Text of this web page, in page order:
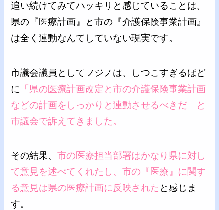
追い続けてみてハッキリと感じていることは、
県の『医療計画』と市の『介護保険事業計画』
は全く連動なんてしていない現実です。
市議会議員としてフジノは、しつこすぎるほど
に
「県の医療計画改定と市の介護保険事業計画
などの計画をしっかりと連動させるべきだ」と
市議会で訴えてきました。
その結果、市の医療担当部署はかなり県に対し
て意見を述べてくれたし、市の『医療』に関す
る意見は県の医療計画に反映された と感じま
す。